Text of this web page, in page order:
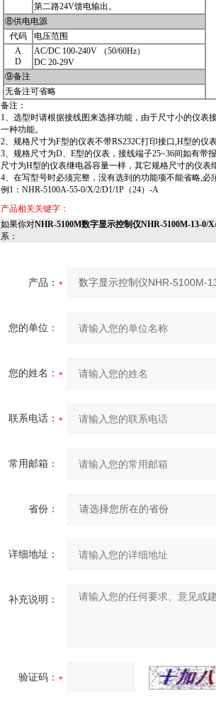
第二路24V馈电输出。
⑧供电电源
代码
电压范围
A
D
AC/DC 100-240V （50/60Hz）
DC 20-29V
⑨备注
无备注可省略
备注：
1、选型时请根据接线图来选择功能，由于尺寸小的仪表
一种功能。
2、规格尺寸为F型的仪表不带RS232C打印接口,H型的仪
3、规格尺寸为D、E型的仪表，接线端子25~36间如有带
尺寸为H型的仪表继电器容量一样，其它规格尺寸的仪表
4、在写型号时必须完整，没有选到的功能项不能省略,必
例1：NHR-5100A-55-0/X/2/D1/1P（24）-A
产品相关关键字：
果你对NHR-5100M数字显示控制仪NHR-5100M-13-0/
：
产品：
您的单位：
您的姓名：
联系电话：
常用邮箱：
省份：
详细地址：
补充说明：
验证码：